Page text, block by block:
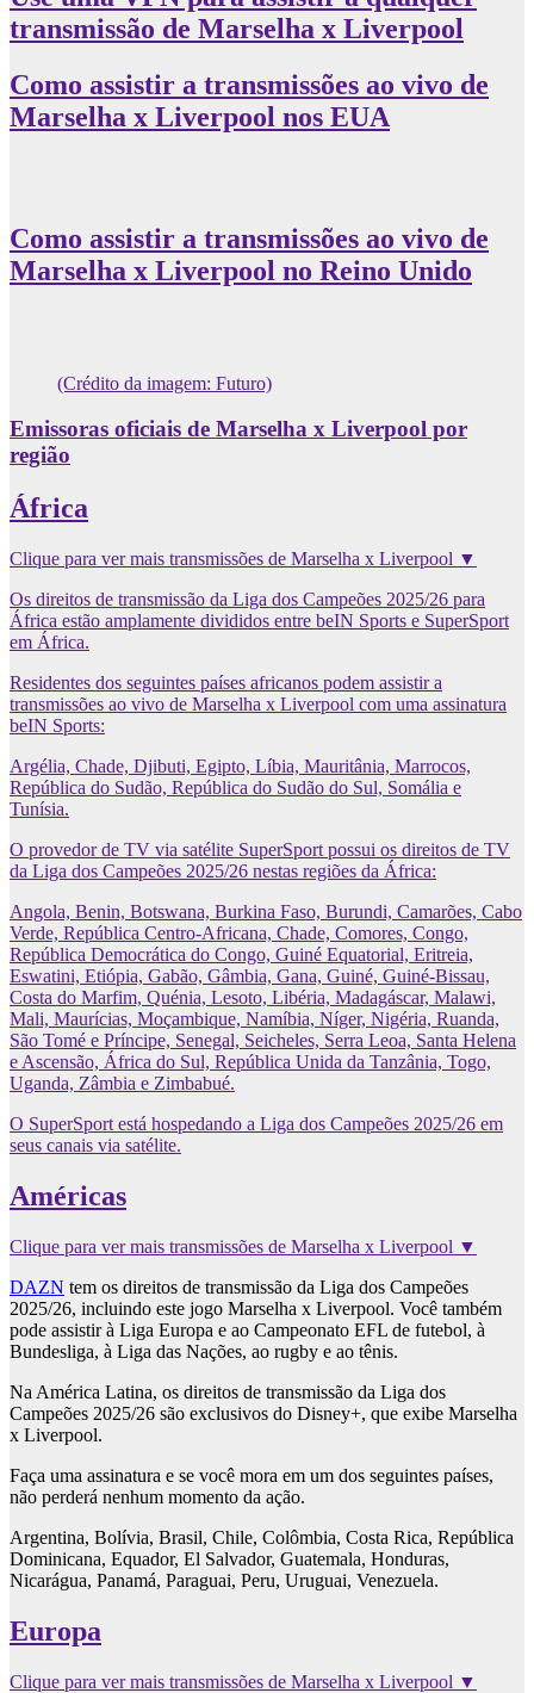
transmissão de Marselha x Liverpool
Como assistir a transmissões ao vivo de
Marselha x Liverpool nos EUA
Como assistir a transmissões ao vivo de
Marselha x Liverpool no Reino Unido
(Crédito da imagem: Futuro)
Emissoras oficiais de Marselha x Liverpool por
região
África
Clique para ver mais transmissões de Marselha x Liverpool ▼
Os direitos de transmissão da Liga dos Campeões 2025/26 para
África estão amplamente divididos entre beIN Sports e SuperSport
em África.
Residentes dos seguintes países africanos podem assistir a
transmissões ao vivo de Marselha x Liverpool com uma assinatura
beIN Sports:
Argélia, Chade, Djibuti, Egipto, Líbia, Mauritânia, Marrocos,
República do Sudão, República do Sudão do Sul, Somália e
Tunísia.
O provedor de TV via satélite SuperSport possui os direitos de TV
da Liga dos Campeões 2025/26 nestas regiões da África:
Angola, Benin, Botswana, Burkina Faso, Burundi, Camarões, Cabo
Verde, República Centro-Africana, Chade, Comores, Congo,
República Democrática do Congo, Guiné Equatorial, Eritreia,
Eswatini, Etiópia, Gabão, Gâmbia, Gana, Guiné, Guiné-Bissau,
Costa do Marfim, Quénia, Lesoto, Libéria, Madagáscar, Malawi,
Mali, Maurícias, Moçambique, Namíbia, Níger, Nigéria, Ruanda,
São Tomé e Príncipe, Senegal, Seicheles, Serra Leoa, Santa Helena
e Ascensão, África do Sul, República Unida da Tanzânia, Togo,
Uganda, Zâmbia e Zimbabué.
O SuperSport está hospedando a Liga dos Campeões 2025/26 em
seus canais via satélite.
Américas
Clique para ver mais transmissões de Marselha x Liverpool ▼
DAZN tem os direitos de transmissão da Liga dos Campeões
2025/26, incluindo este jogo Marselha x Liverpool. Você também
pode assistir à Liga Europa e ao Campeonato EFL de futebol, à
Bundesliga, à Liga das Nações, ao rugby e ao tênis.
Na América Latina, os direitos de transmissão da Liga dos
Campeões 2025/26 são exclusivos do Disney+, que exibe Marselha
x Liverpool.
Faça uma assinatura e se você mora em um dos seguintes países,
não perderá nenhum momento da ação.
Argentina, Bolívia, Brasil, Chile, Colômbia, Costa Rica, República
Dominicana, Equador, El Salvador, Guatemala, Honduras,
Nicarágua, Panamá, Paraguai, Peru, Uruguai, Venezuela.
Europa
Clique para ver mais transmissões de Marselha x Liverpool ▼